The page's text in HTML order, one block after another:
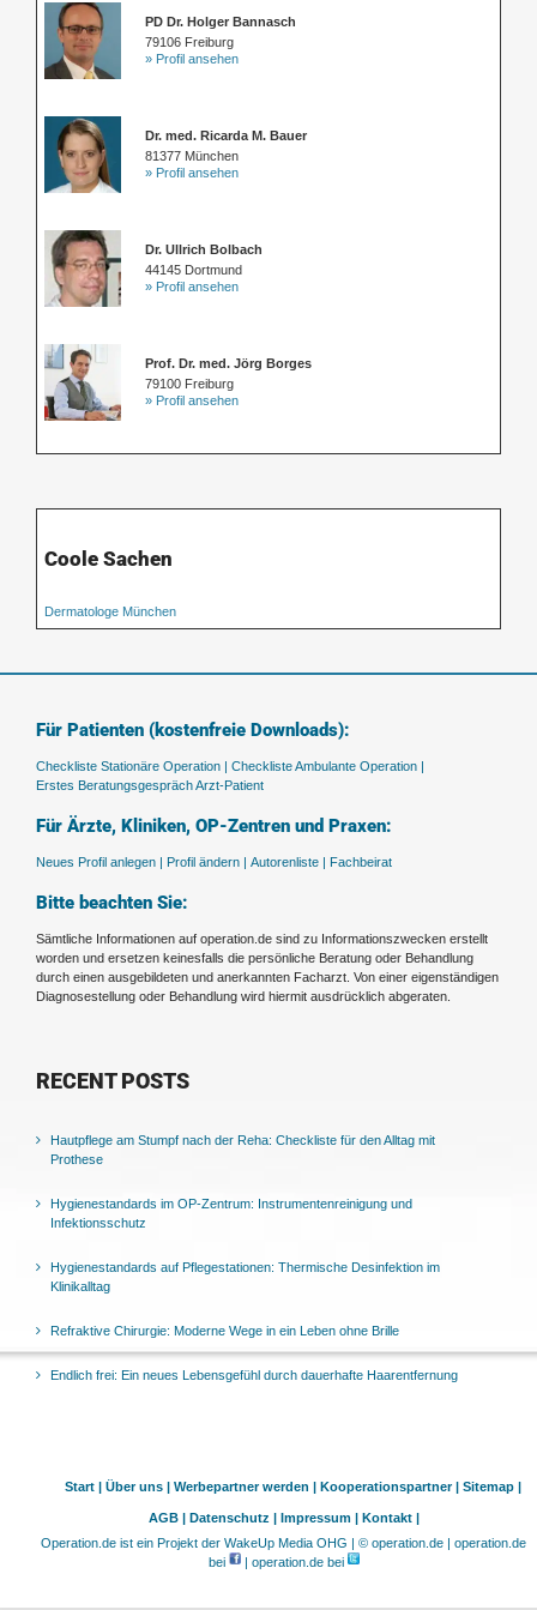
PD Dr. Holger Bannasch
79106 Freiburg
» Profil ansehen
Dr. med. Ricarda M. Bauer
81377 München
» Profil ansehen
Dr. Ullrich Bolbach
44145 Dortmund
» Profil ansehen
Prof. Dr. med. Jörg Borges
79100 Freiburg
» Profil ansehen
Coole Sachen
Dermatologe München
Für Patienten (kostenfreie Downloads):
Checkliste Stationäre Operation | Checkliste Ambulante Operation |
Erstes Beratungsgespräch Arzt-Patient
Für Ärzte, Kliniken, OP-Zentren und Praxen:
Neues Profil anlegen | Profil ändern | Autorenliste | Fachbeirat
Bitte beachten Sie:
Sämtliche Informationen auf operation.de sind zu Informationszwecken erstellt
worden und ersetzen keinesfalls die persönliche Beratung oder Behandlung
durch einen ausgebildeten und anerkannten Facharzt. Von einer eigenständigen
Diagnosestellung oder Behandlung wird hiermit ausdrücklich abgeraten.
RECENT POSTS
Hautpflege am Stumpf nach der Reha: Checkliste für den Alltag mit
Prothese
Hygienestandards im OP-Zentrum: Instrumentenreinigung und
Infektionsschutz
Hygienestandards auf Pflegestationen: Thermische Desinfektion im
Klinikalltag
Refraktive Chirurgie: Moderne Wege in ein Leben ohne Brille
Endlich frei: Ein neues Lebensgefühl durch dauerhafte Haarentfernung
Start | Über uns | Werbepartner werden | Kooperationspartner | Sitemap |
AGB | Datenschutz | Impressum | Kontakt |
Operation.de ist ein Projekt der WakeUp Media OHG | © operation.de | operation.de
bei
| operation.de bei